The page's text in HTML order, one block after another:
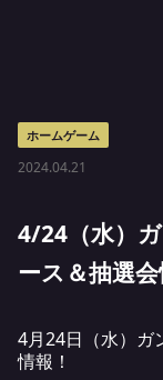
ホームゲーム
2024.04.21
4/24（水）
ース＆抽選会
4月24日（水）ガ
情報！